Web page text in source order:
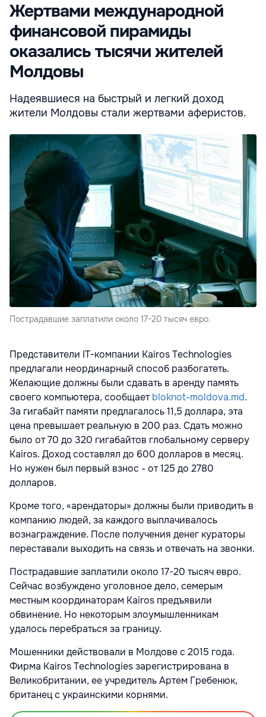
Жертвами международной
финансовой пирамиды
оказались тысячи жителей
Молдовы
Надеявшиеся на быстрый и легкий доход
жители Молдовы стали жертвами аферистов.
Пострадавшие заплатили около 17-20 тысяч евро.
Представители IT-компании Kairos Technologies
предлагали неординарный способ разбогатеть.
Желающие должны были сдавать в аренду память
своего компьютера, сообщаетbloknot-moldova.md.
За гигабайт памяти предлагалось 11,5 доллара, эта
цена превышает реальную в 200 раз. Сдать можно
было от 70 до 320 гигабайтов глобальному серверу
Kairos. Доход составлял до 600 долларов в месяц.
Но нужен был первый взнос - от 125 до 2780
долларов.
Кроме того, «арендаторы» должны были приводить в
компанию людей, за каждого выплачивалось
вознаграждение. После получения денег кураторы
переставали выходить на связь и отвечать на звонки.
Пострадавшие заплатили около 17-20 тысяч евро.
Сейчас возбуждено уголовное дело, семерым
местным координаторам Kairos предъявили
обвинение. Но некоторым злоумышленникам
удалось перебраться за границу.
Мошенники действовали в Молдове с 2015 года.
Фирма Kairos Technologies зарегистрирована в
Великобритании, ее учредитель Артем Гребенюк,
британец с украинскими корнями.